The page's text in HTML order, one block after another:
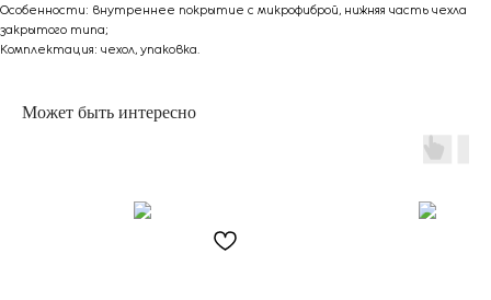
Особенности: внутреннее покрытие с микрофиброй, нижняя часть чехла
закрытого типа;
Комплектация: чехол, упаковка.
Может быть интересно